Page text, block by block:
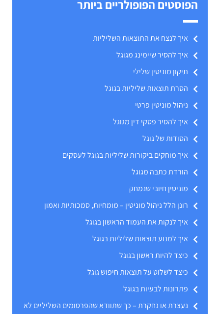
הפוסטים הפופולריים ביותר
איך לנצח את התוצאות השליליות
איך להסיר שיימינג מגוגל
תיקון מוניטין שלילי
הסרת תוצאות שליליות בגוגל
ניהול מוניטין פרטי
איך להסיר פסקי דין מגוגל
הסודות של גוגל
איך מוחקים ביקורות שליליות בגוגל לעסקים
הורדת כתבה מגוגל
מוניטין חיובי שנמחק
רונן הלל ניהול מוניטין – מומחיות, סמכותיות ואמון
איך לנקות את העמוד הראשון בגוגל
איך למנוע תוצאות שליליות בגוגל
כיצד להיות ראשון בגוגל
כיצד לשלוט על תוצאות חיפוש גוגל
פתרונות לבעיות בגוגל
נעצרת או נחקרת – כך שתוודא שהפרסומים השליליים לא